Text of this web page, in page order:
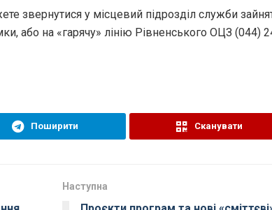
звернутися у місцевий підрозділ служби
або на «гарячу» лінію Рівненського ОЦЗ (044)
Поширити Сканувати
Наступна